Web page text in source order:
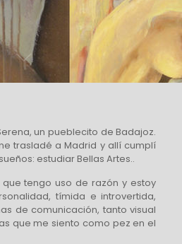
un pueblecito de Badajoz.
trasladé a Madrid y allí cumplí
estudiar Bellas Artes..
tengo uso de razón y estoy
tímida e introvertida,
de comunicación, tanto visual
que me siento como pez en el